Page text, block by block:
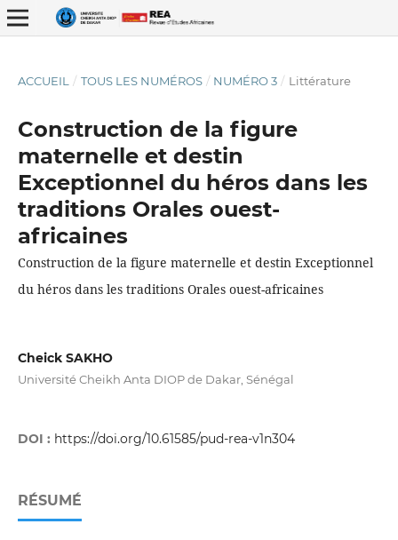
ACCUEIL / TOUS LES NUMÉROS / NUMÉRO 3 / Littérature
Construction de la figure
maternelle et destin
Exceptionnel du héros dans les
traditions Orales ouest-
africaines
Construction de la figure maternelle et destin Exceptionnel
du héros dans les traditions Orales ouest-africaines
Cheick SAKHO
Université Cheikh Anta DIOP de Dakar, Sénégal
DOI : https://doi.org/10.61585/pud-rea-v1n304
RÉSUMÉ